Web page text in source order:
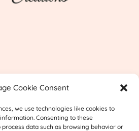
Cookie Consent
we use technologies like cookies to
Consenting to these
data such as browsing behavior or
& Returns
Privacy